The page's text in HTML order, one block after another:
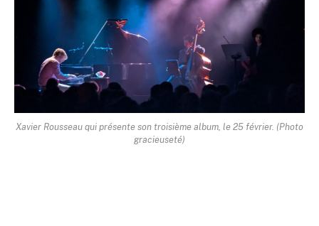
Xavier Rousseau qui présente son troisième album, le 25 février. (Photo
gracieuseté)